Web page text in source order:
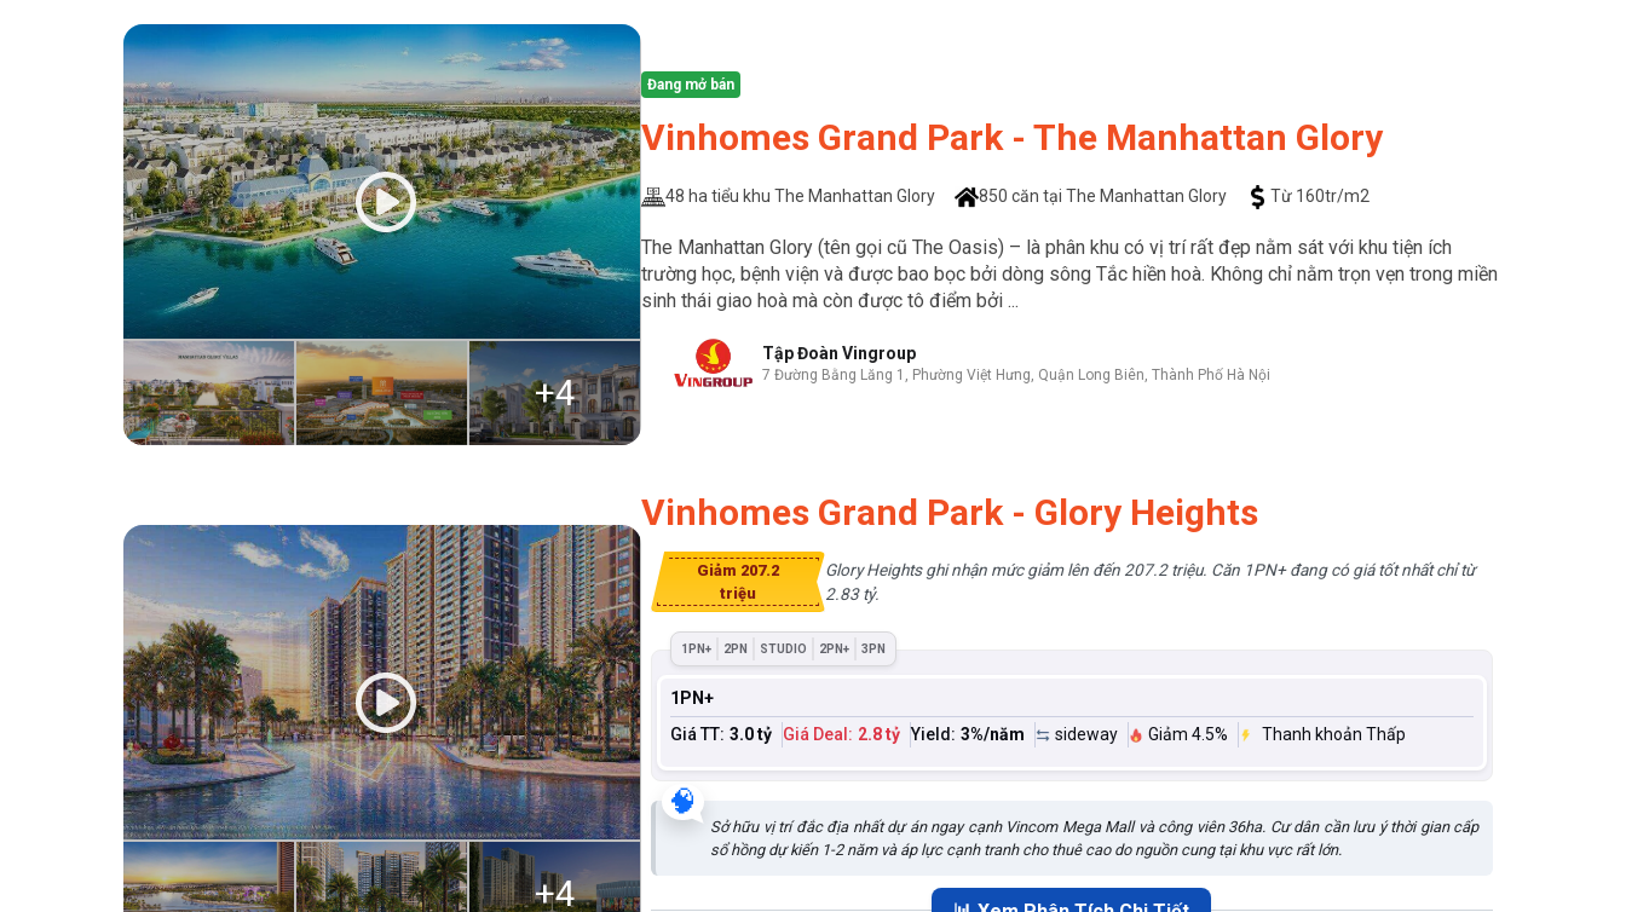
+4
Đang mở bán
Vinhomes Grand Park - The Manhattan Glory
48 ha tiểu khu The Manhattan Glory 850 căn tại The Manhattan Glory Từ 160tr/m2
The Manhattan Glory (tên gọi cũ The Oasis) – là phân khu có vị trí rất đẹp nằm sát với khu tiện ích
trường học, bệnh viện và được bao bọc bởi dòng sông Tắc hiền hoà. Không chỉ nằm trọn vẹn trong miền
sinh thái giao hoà mà còn được tô điểm bởi ...
Tập Đoàn Vingroup
7 Đường Bằng Lăng 1, Phường Việt Hưng, Quận Long Biên, Thành Phố Hà Nội
+4
Vinhomes Grand Park - Glory Heights
Giảm 207.2
triệu
Glory Heights ghi nhận mức giảm lên đến 207.2 triệu. Căn 1PN+ đang có giá tốt nhất chỉ từ
2.83 tỷ.
1PN+ 2PN STUDIO 2PN+ 3PN
1PN+
Giá TT: 3.0 tỷ Giá Deal: 2.8 tỷ Yield: 3%/năm sideway Giảm 4.5% Thanh khoản Thấp
🧠
Sở hữu vị trí đắc địa nhất dự án ngay cạnh Vincom Mega Mall và công viên 36ha. Cư dân cần lưu ý thời gian cấp
sổ hồng dự kiến 1-2 năm và áp lực cạnh tranh cho thuê cao do nguồn cung tại khu vực rất lớn.